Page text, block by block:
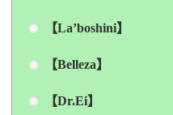
【La’boshini】
【Belleza】
【Dr.Ei】